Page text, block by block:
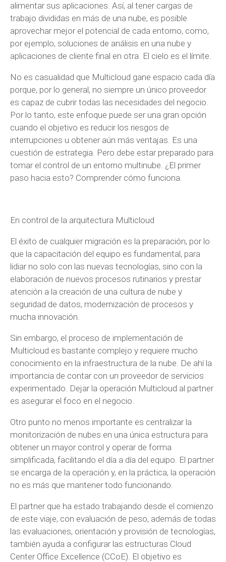
alimentar sus aplicaciones. Así, al tener cargas de
trabajo divididas en más de una nube, es posible
aprovechar mejor el potencial de cada entorno, como,
por ejemplo, soluciones de análisis en una nube y
aplicaciones de cliente final en otra. El cielo es el límite.
No es casualidad que Multicloud gane espacio cada día
porque, por lo general, no siempre un único proveedor
es capaz de cubrir todas las necesidades del negocio.
Por lo tanto, este enfoque puede ser una gran opción
cuando el objetivo es reducir los riesgos de
interrupciones u obtener aún más ventajas. Es una
cuestión de estrategia. Pero debe estar preparado para
tomar el control de un entorno multinube. ¿El primer
paso hacia esto? Comprender cómo funciona.
En control de la arquitectura Multicloud
El éxito de cualquier migración es la preparación, por lo
que la capacitación del equipo es fundamental, para
lidiar no solo con las nuevas tecnologías, sino con la
elaboración de nuevos procesos rutinarios y prestar
atención a la creación de una cultura de nube y
seguridad de datos, modernización de procesos y
mucha innovación.
Sin embargo, el proceso de implementación de
Multicloud es bastante complejo y requiere mucho
conocimiento en la infraestructura de la nube. De ahí la
importancia de contar con un proveedor de servicios
experimentado. Dejar la operación Multicloud al partner
es asegurar el foco en el negocio.
Otro punto no menos importante es centralizar la
monitorización de nubes en una única estructura para
obtener un mayor control y operar de forma
simplificada, facilitando el día a día del equipo. El partner
se encarga de la operación y, en la práctica, la operación
no es más que mantener todo funcionando.
El partner que ha estado trabajando desde el comienzo
de este viaje, con evaluación de peso, además de todas
las evaluaciones, orientación y provisión de tecnologías,
también ayuda a configurar las estructuras Cloud
Center Office Excellence (CCoE). El objetivo es